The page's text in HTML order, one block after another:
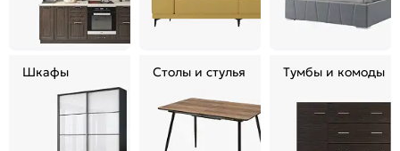
Шкафы Столы и стулья Тумбы и комоды